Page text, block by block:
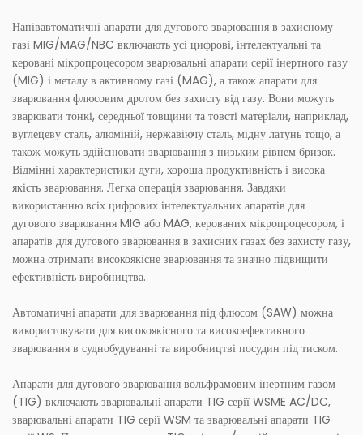
Напівавтоматичні апарати для дугового зварювання в захисному
газі MIG/MAG/NBC включають усі цифрові, інтелектуальні та
керовані мікропроцесором зварювальні апарати серії інертного газу
(MIG) і металу в активному газі (MAG), а також апарати для
зварювання флюсовим дротом без захисту від газу. Вони можуть
зварювати тонкі, середньої товщини та товсті матеріали, наприклад,
вуглецеву сталь, алюміній, нержавіючу сталь, мідну латунь тощо, а
також можуть здійснювати зварювання з низьким рівнем бризок.
Відмінні характеристики дуги, хороша продуктивність і висока
якість зварювання. Легка операція зварювання. Завдяки
використанню всіх цифрових інтелектуальних апаратів для
дугового зварювання MIG або MAG, керованих мікропроцесором, і
апаратів для дугового зварювання в захисних газах без захисту газу,
можна отримати високоякісне зварювання та значно підвищити
ефективність виробництва.
Автоматичні апарати для зварювання під флюсом (SAW) можна
використовувати для високоякісного та високоефективного
зварювання в суднобудуванні та виробництві посудин під тиском.
Апарати для дугового зварювання вольфрамовим інертним газом
(TIG) включають зварювальні апарати TIG серії WSME AC/DC,
зварювальні апарати TIG серії WSM та зварювальні апарати TIG